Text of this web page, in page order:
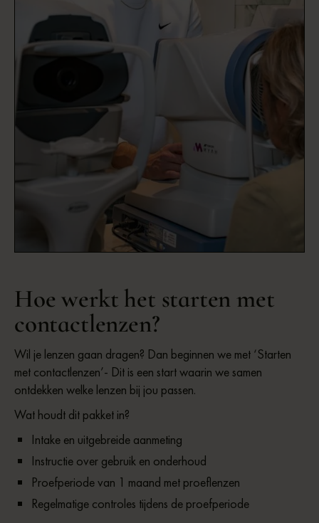
Hoe werkt het starten met
contactlenzen?
Wil je lenzen gaan dragen? Dan beginnen we met ‘Starten
met contactlenzen’- Dit is een start waarin we samen
ontdekken welke lenzen bij jou passen.
Wat houdt dit pakket in?
Intake en uitgebreide aanmeting
Instructie over gebruik en onderhoud
Proefperiode van 1 maand met proeflenzen
Regelmatige controles tijdens de proefperiode